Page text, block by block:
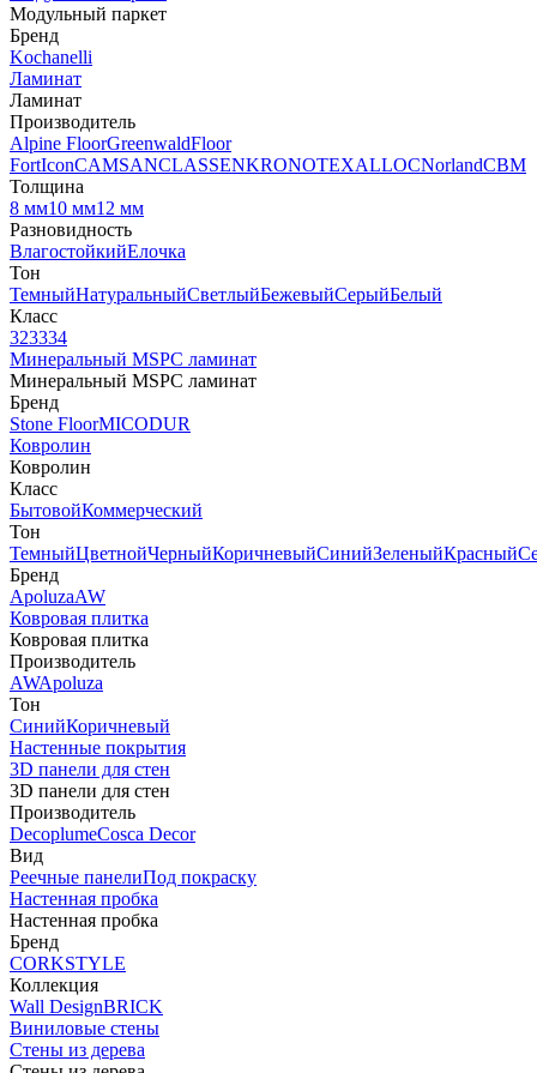
Модульный паркет
Бренд
Kochanelli
Ламинат
Ламинат
Производитель
Alpine FloorGreenwaldFloor
FortIconCAMSANCLASSENKRONOTEXALLOCNorlandCBM
Толщина
8 мм10 мм12 мм
Разновидность
ВлагостойкийЕлочка
Тон
ТемныйНатуральныйСветлыйБежевыйСерыйБелый
Класс
323334
Минеральный MSPC ламинат
Минеральный MSPC ламинат
Бренд
Stone FloorMICODUR
Ковролин
Ковролин
Класс
БытовойКоммерческий
Тон
ТемныйЦветнойЧерныйКоричневыйСинийЗеленыйКрасный
Бренд
ApoluzaAW
Ковровая плитка
Ковровая плитка
Производитель
AWApoluza
Тон
СинийКоричневый
Настенные покрытия
3D панели для стен
3D панели для стен
Производитель
DecoplumeCosca Decor
Вид
Реечные панелиПод покраску
Настенная пробка
Настенная пробка
Бренд
CORKSTYLE
Коллекция
Wall DesignBRICK
Виниловые стены
Стены из дерева